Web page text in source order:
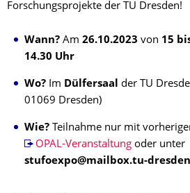
Forschungsprojekte der TU Dresden!
Wann? Am 26.10.2023 von 15
14.30 Uhr
Wo? Im Dülfersaal der TU
01069 Dresden)
Wie?
Teilnahme nur mit
OPAL-Veranstaltungoder unter
stufoexpo@mailbox.tu-